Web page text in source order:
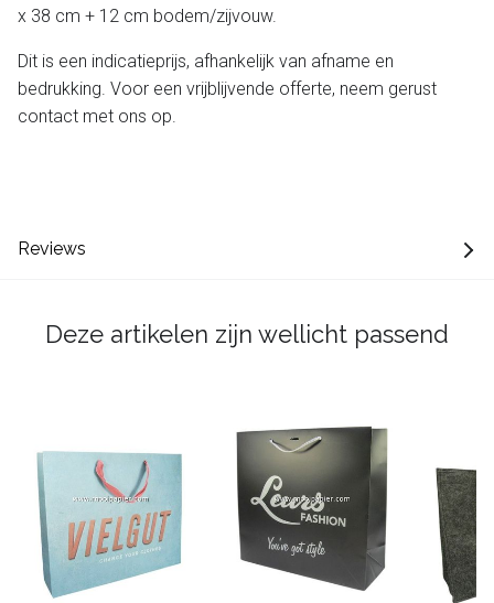
x 38 cm + 12 cm bodem/zijvouw.
Dit is een indicatieprijs, afhankelijk van afname en
bedrukking. Voor een vrijblijvende offerte, neem gerust
contact met ons op.
Reviews
Deze artikelen zijn wellicht passend